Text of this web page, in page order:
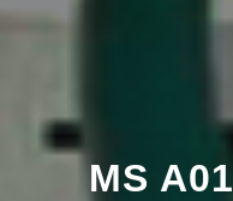
MS A01